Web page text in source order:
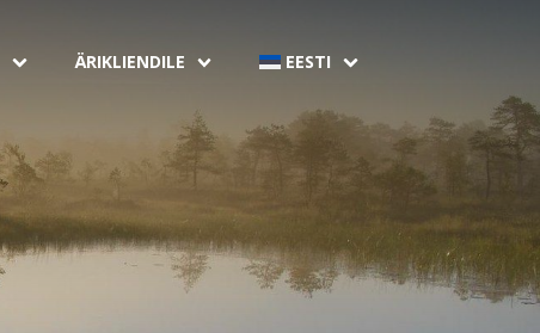
ÄRIKLIENDILE EESTI